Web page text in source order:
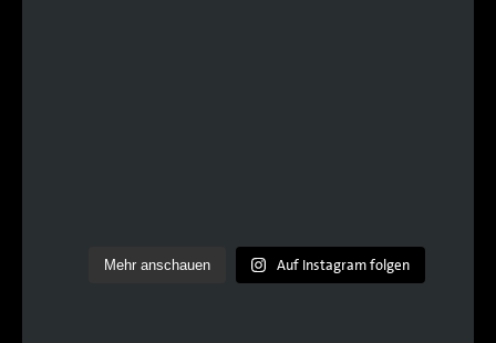
Mehr anschauen Auf Instagram folgen